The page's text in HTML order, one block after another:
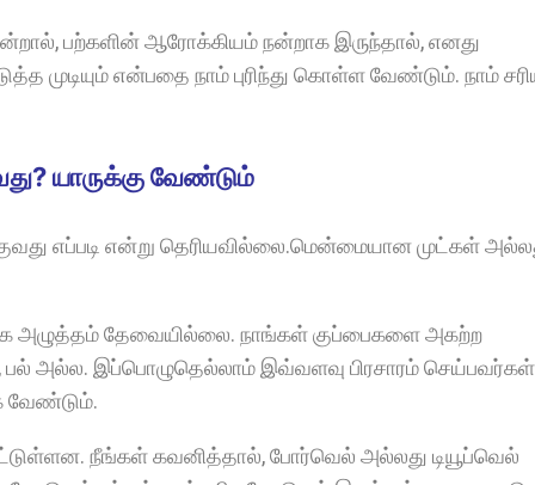
பற்களின் ஆரோக்கியம் நன்றாக இருந்தால், எனது
முடியும் என்பதை நாம் புரிந்து கொள்ள வேண்டும். நாம்
யாருக்கு வேண்டும்
எப்படி என்று தெரியவில்லை.மென்மையான முட்கள்
அழுத்தம் தேவையில்லை. நாங்கள் குப்பைகளை அகற்ற
அல்ல. இப்பொழுதெல்லாம் இவ்வளவு பிரசாரம் செய்பவர்கள்
வேண்டும்.
நீங்கள் கவனித்தால், போர்வெல் அல்லது டியூப்வெல்